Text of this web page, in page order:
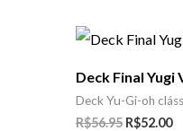
Deck Final Yugi
Deck Yu-Gi-oh
R$56.95
O
preço
era:
R$56.95.
R$52.00
é: